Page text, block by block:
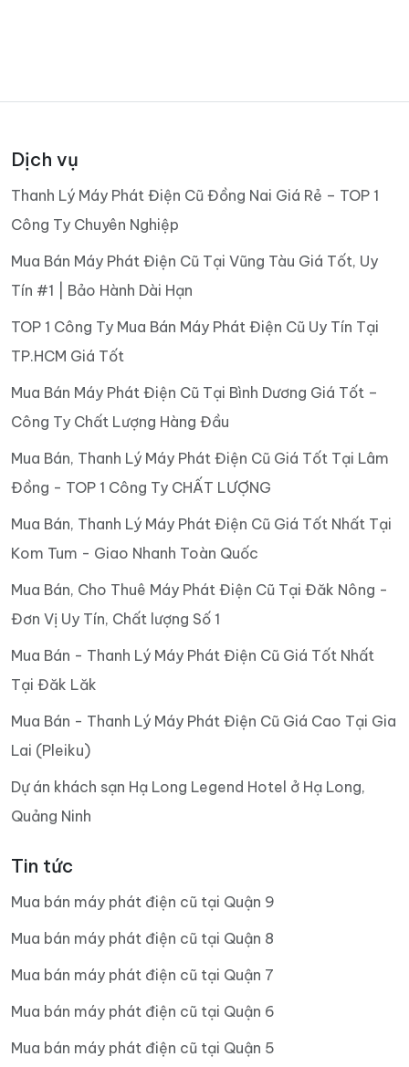
Dịch vụ
Thanh Lý Máy Phát Điện Cũ Đồng Nai Giá Rẻ – TOP 1
Công Ty Chuyên Nghiệp
Mua Bán Máy Phát Điện Cũ Tại Vũng Tàu Giá Tốt, Uy
Tín #1 | Bảo Hành Dài Hạn
TOP 1 Công Ty Mua Bán Máy Phát Điện Cũ Uy Tín Tại
TP.HCM Giá Tốt
Mua Bán Máy Phát Điện Cũ Tại Bình Dương Giá Tốt –
Công Ty Chất Lượng Hàng Đầu
Mua Bán, Thanh Lý Máy Phát Điện Cũ Giá Tốt Tại Lâm
Đồng - TOP 1 Công Ty CHẤT LƯỢNG
Mua Bán, Thanh Lý Máy Phát Điện Cũ Giá Tốt Nhất Tại
Kom Tum - Giao Nhanh Toàn Quốc
Mua Bán, Cho Thuê Máy Phát Điện Cũ Tại Đăk Nông -
Đơn Vị Uy Tín, Chất lượng Số 1
Mua Bán - Thanh Lý Máy Phát Điện Cũ Giá Tốt Nhất
Tại Đăk Lăk
Mua Bán - Thanh Lý Máy Phát Điện Cũ Giá Cao Tại Gia
Lai (Pleiku)
Dự án khách sạn Hạ Long Legend Hotel ở Hạ Long,
Quảng Ninh
Tin tức
Mua bán máy phát điện cũ tại Quận 9
Mua bán máy phát điện cũ tại Quận 8
Mua bán máy phát điện cũ tại Quận 7
Mua bán máy phát điện cũ tại Quận 6
Mua bán máy phát điện cũ tại Quận 5